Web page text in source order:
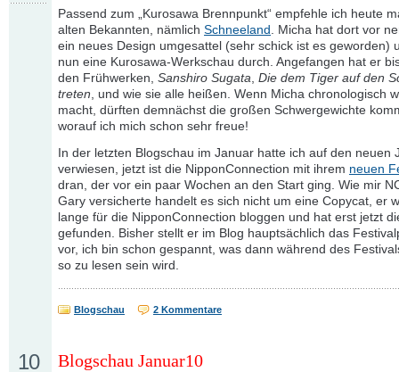
Passend zum „Kurosawa Brennpunkt“ empfehle ich heute
alten Bekannten, nämlich Schneeland . Micha hat dort vor
ein neues Design umgesattel (sehr schick ist es geworden)
nun eine Kurosawa-Werkschau durch. Angefangen hat er
den Frühwerken, Sanshiro Sugata, Die dem Tiger auf den
treten, und wie sie alle heißen. Wenn Micha chronologisch
macht, dürften demnächst die großen Schwergewichte
worauf ich mich schon sehr freue!
In der letzten Blogschau im Januar hatte ich auf den neuen
verwiesen, jetzt ist die NipponConnection mit ihrem neuen
dran, der vor ein paar Wochen an den Start ging. Wie mir
Gary versicherte handelt es sich nicht um eine Copycat, er
lange für die NipponConnection bloggen und hat erst jetzt
gefunden. Bisher stellt er im Blog hauptsächlich das
vor, ich bin schon gespannt, was dann während des
so zu lesen sein wird.
Blogschau 2 Kommentare
Blogschau Januar10
10